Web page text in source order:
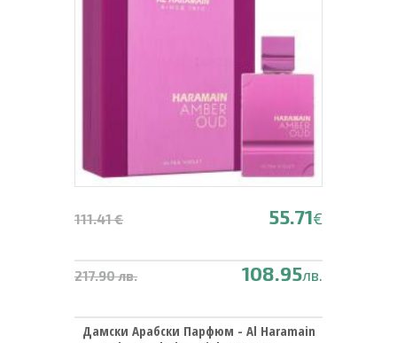
111.41 € 55.71€
217.90 лв. 108.95лв.
Дамски Арабски Парфюм - Al Haramain